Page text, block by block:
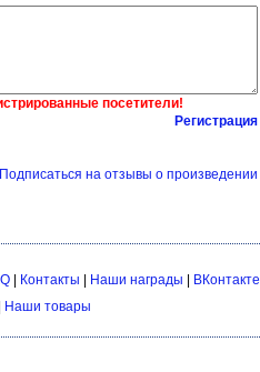
посетители!
Регистрация
Подписаться на отзывы о произведении
| Контакты | Наши награды | ВКонтакте
Наши товары